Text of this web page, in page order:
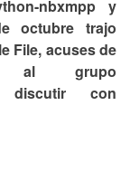
nbxmpp y
octubre trajo
File, acuses de
al grupo
con